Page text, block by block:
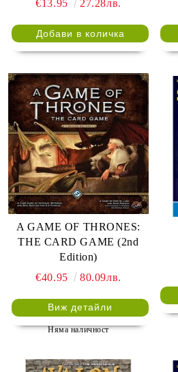
€13.95 27.28лв.
A GAME OF THRONES:
THE CARD GAME (2nd
Edition)
€40.95
80.09лв.
Виж детайли
Няма наличност